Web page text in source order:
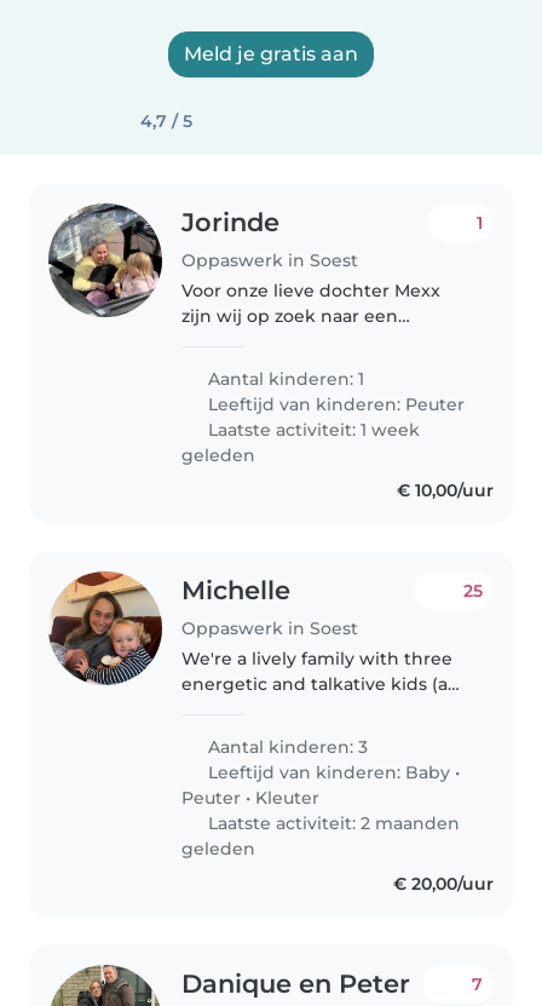
Meld je gratis aan
4,7 / 5
Jorinde
Oppaswerk in Soest
1
Voor onze lieve dochter Mexx
zijn wij op zoek naar een
avonturen te beleven. Wij willen
voor haar graag een vast gezicht.
Het liefst iemand die vast drie
uurtjes..
Aantal kinderen: 1
Leeftijd van kinderen: Peuter
Laatste activiteit: 1 week
geleden
€ 10,00/uur
Michelle
Oppaswerk in Soest
25
We're a lively family with three
energetic and talkative kids (a
babysitter to join us at our home.
Our little ones are always..
Aantal kinderen: 3
Leeftijd van kinderen: Baby •
Peuter • Kleuter
Laatste activiteit: 2 maanden
geleden
€ 20,00/uur
Danique en Peter 7